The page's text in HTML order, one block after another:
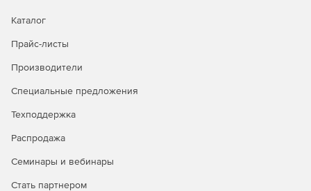
Каталог
Прайс-листы
Производители
Специальные предложения
Техподдержка
Распродажа
Семинары и вебинары
Стать партнером